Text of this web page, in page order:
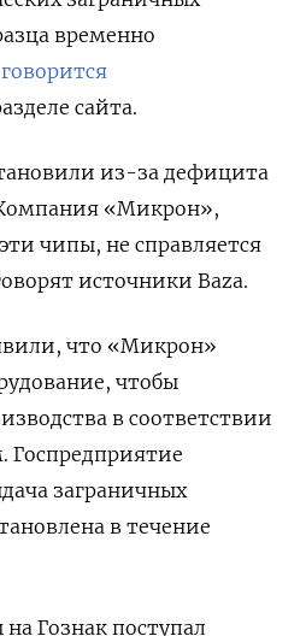
временно
говорится
сайта.
из-за дефицита
«Микрон»,
чипы, не справляется
источники Baza.
что «Микрон»
чтобы
в соответствии
Госпредприятие
заграничных
в течение
Гознак поступал